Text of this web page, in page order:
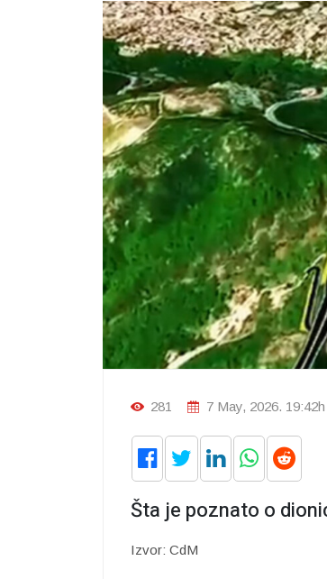
281 7 May, 2026. 19:42h
Šta je poznato o
Izvor: CdM